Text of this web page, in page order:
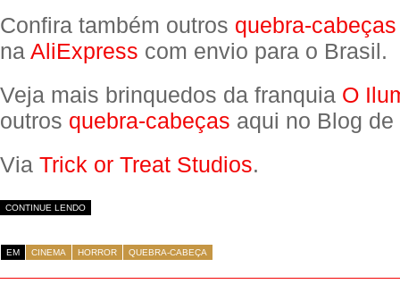
Confira também outros quebra-cabeças
na AliExpress com envio para o Brasil.
Veja mais brinquedos da franquia O
outros quebra-cabeças aqui no Blog
Via Trick or Treat Studios.
CONTINUE LENDO
EM CINEMA HORROR QUEBRA-CABEÇA